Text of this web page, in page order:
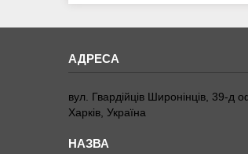
вул. Гвардійців Широнінців, 39-д
Харків, Україна